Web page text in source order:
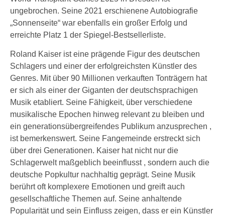
ungebrochen. Seine 2021 erschienene Autobiografie
„Sonnenseite“ war ebenfalls ein großer Erfolg und
erreichte Platz 1 der Spiegel-Bestsellerliste.
Roland Kaiser ist eine prägende Figur des deutschen
Schlagers und einer der erfolgreichsten Künstler des
Genres. Mit über 90 Millionen verkauften Tonträgern hat
er sich als einer der Giganten der deutschsprachigen
Musik etabliert. Seine Fähigkeit, über verschiedene
musikalische Epochen hinweg relevant zu bleiben und
ein generationsübergreifendes Publikum anzusprechen ,
ist bemerkenswert. Seine Fangemeinde erstreckt sich
über drei Generationen. Kaiser hat nicht nur die
Schlagerwelt maßgeblich beeinflusst , sondern auch die
deutsche Popkultur nachhaltig geprägt. Seine Musik
berührt oft komplexere Emotionen und greift auch
gesellschaftliche Themen auf. Seine anhaltende
Popularität und sein Einfluss zeigen, dass er ein Künstler